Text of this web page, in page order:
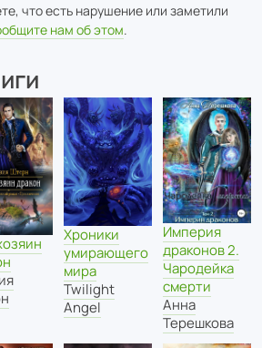
что есть нарушение или заметили
нам об этом.
Хроники
умирающего
мира
Twilight
Angel
Империя
драконов 2.
Чародейка
смерти
Анна
Терешкова